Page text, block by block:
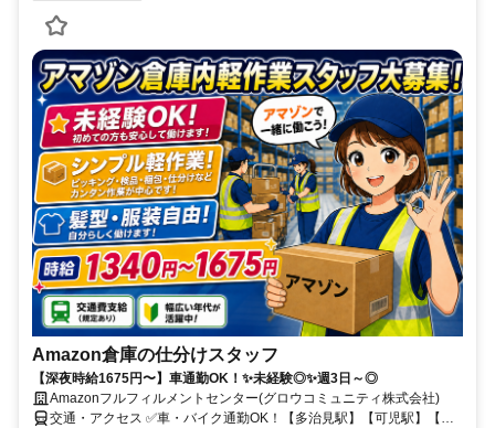
Amazon倉庫の仕分けスタッフ
【深夜時給1675円〜】車通勤OK！✨未経験◎✨週3日～◎
Amazonフルフィルメントセンター(グロウコミュニティ株式会社)
交通・アクセス ✅️車・バイク通勤OK！【多治見駅】【可児駅】【名